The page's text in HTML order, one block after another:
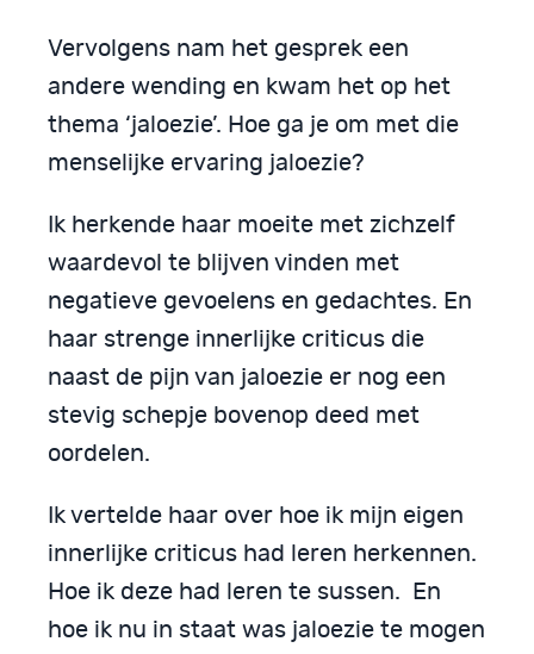
Vervolgens nam het gesprek een
andere wending en kwam het op het
thema ‘jaloezie’. Hoe ga je om met die
menselijke ervaring jaloezie?
Ik herkende haar moeite met zichzelf
waardevol te blijven vinden met
negatieve gevoelens en gedachtes. En
haar strenge innerlijke criticus die
naast de pijn van jaloezie er nog een
stevig schepje bovenop deed met
oordelen.
Ik vertelde haar over hoe ik mijn eigen
innerlijke criticus had leren herkennen.
Hoe ik deze had leren te sussen. En
hoe ik nu in staat was jaloezie te mogen